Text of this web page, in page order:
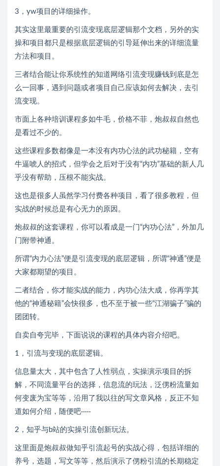
3，yw项目的详细操作。
其实这里最重要的引流变现底层逻辑那个文档，另外的实
操和项目都只是根据底层逻辑的引导延伸出来的详细流量
方法和项目。
三者结合能让你系统性的知道网络引流变现赚钱到底是怎
么一回事，遇到问题或者项目自己应该如何去解决，去引
流变现。
市面上各种培训课程多如牛毛，价格不菲，炮叔叔自然也
是看过不少的。
这些课程多数都像是一本没有内功心法的武功秘籍，空有
牛逼唬人的招式，但学会之后对于没有“内功”基础的新人几
乎没有帮助，压根不能实战。
这也是很多人虽然学习付费各种项目，看了很多教程，但
实战的时候总是有心无力的原因。
炮叔叔的这套课程，你可以看成是一门“内功心法”，外加几
门附带神通。
所谓“内力心法”便是引流变现的底层逻辑，所谓“神通”便是
大家都期望的项目。
二者结合，你才能实战的能力，内功心法大成，你再学其
他的“神通秘籍”会快很多，也不至于被一些“江湖骗子”骗的
团团转。
自卖自夸完毕，下面说说的课程的具体内容介绍吧。
1，引流与变现的底层逻辑。
信息量太大，其中包含了人性弱点，实操演示项目的拆
解，不同流量平台的选择，信息流的玩法，泛侽粉流量如
何变废为宝等等，沿用了我以往的写文章风格，反正不知
道如何介绍，随便吧·····
2，知乎与b站的实操引流创新玩法。
这里面是炮叔叔做知乎引流起号的实战心得，包括详细的
养号，选题，写文等等，然后演示了侽粉引流的长期稳定